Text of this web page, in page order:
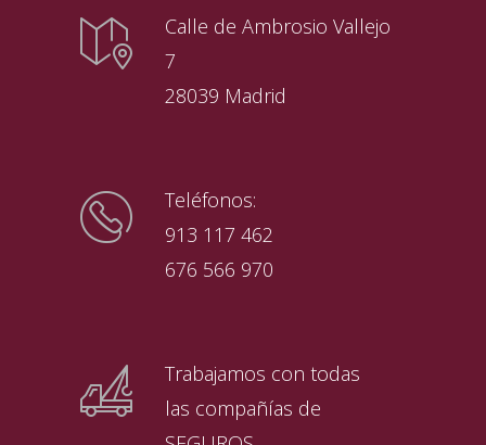
Calle de Ambrosio Vallejo
7
28039 Madrid
Teléfonos:
913 117 462
676 566 970
Trabajamos con todas
las compañías de